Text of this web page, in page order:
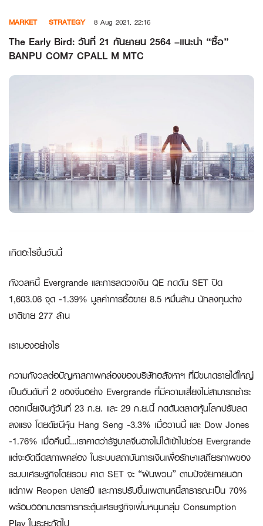
content
MARKET STRATEGY 8 Aug 2021, 22:16
The Early Bird: วันที่ 21 กันยายน 2564 –แนะนำ “ซื้อ”
BANPU COM7 CPALL M MTC
เกิดอะไรขึ้นวันนี้
กังวลหนี้ Evergrande และการลดวงเงิน QE กดดัน SET ปิด
1,603.06 จุด -1.39% มูลค่าการซื้อขาย 8.5 หมื่นล้าน นักลงทุนต่าง
ชาติขาย 277 ล้าน
เรามองอย่างไร
ความกังวลต่อปัญหาสภาพคล่องของบริษัทอสังหาฯ ที่มีขนาดรายได้ใหญ่
เป็นอันดับที่ 2 ของจีนอย่าง Evergrande ที่มีความเสี่ยงไม่สามารถชำระ
ดอกเบี้ยเงินกู้วันที่ 23 ก.ย. และ 29 ก.ย.นี้ กดดันตลาดหุ้นโลกปรับลด
ลงแรง โดยดัชนีหุ้น Hang Seng -3.3% เมื่อวานนี้ และ Dow Jones
-1.76% เมื่อคืนนี้…เราคาดว่ารัฐบาลจีนอาจไม่ได้เข้าไปช่วย Evergrande
แต่จะอัดฉีดสภาพคล่อง ในระบบสถาบันการเงินเพื่อรักษาเสถียรภาพของ
ระบบเศรษฐกิจโดยรวม คาด SET จะ “ผันผวน” ตามปัจจัยภายนอก
แต่ภาพ Reopen ปลายปี และการปรับขึ้นเพดานหนี้สาธารณะเป็น 70%
พร้อมออกมาตรการกระตุ้นเศรษฐกิจเพิ่มหนุนกลุ่ม Consumption